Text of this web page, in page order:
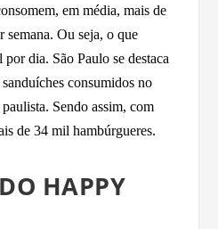
em média, mais de
semana. Ou seja, o que
dia. São Paulo se destaca
consumidos no
Sendo assim, com
de 34 mil hambúrgueres.
HAPPY